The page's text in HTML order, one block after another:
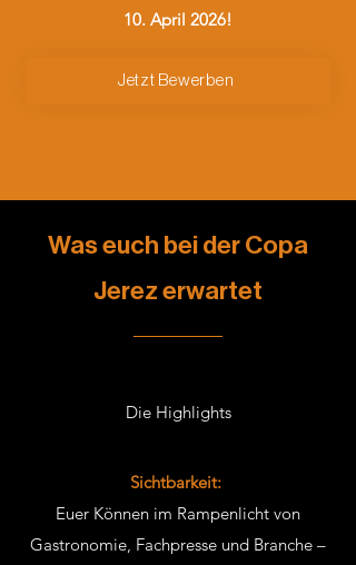
10. April 2026!
Jetzt Bewerben
Was euch bei der Copa
Jerez erwartet
Die Highlights
Sichtbarkeit:
Euer Können im Rampenlicht von
Gastronomie, Fachpresse und Branche –